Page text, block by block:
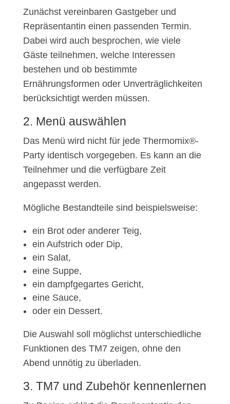
Zunächst vereinbaren Gastgeber und
Repräsentantin einen passenden Termin.
Dabei wird auch besprochen, wie viele
Gäste teilnehmen, welche Interessen
bestehen und ob bestimmte
Ernährungsformen oder Unverträglichkeiten
berücksichtigt werden müssen.
2. Menü auswählen
Das Menü wird nicht für jede Thermomix®-
Party identisch vorgegeben. Es kann an die
Teilnehmer und die verfügbare Zeit
angepasst werden.
Mögliche Bestandteile sind beispielsweise:
ein Brot oder anderer Teig,
ein Aufstrich oder Dip,
ein Salat,
eine Suppe,
ein dampfgegartes Gericht,
eine Sauce,
oder ein Dessert.
Die Auswahl soll möglichst unterschiedliche
Funktionen des TM7 zeigen, ohne den
Abend unnötig zu überladen.
3. TM7 und Zubehör kennenlernen